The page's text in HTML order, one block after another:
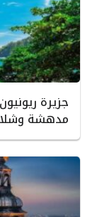
جزيرة
مدهشة